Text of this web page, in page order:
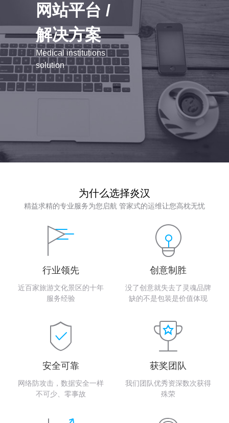
网站平台 /
解决方案
Medical institutions
solution
为什么选择炎汉
精益求精的专业服务为您启航 管家式的运维让您高枕无忧
行业领先
近百家旅游文化景区的十年
服务经验
创意制胜
没了创意就失去了灵魂品牌
缺的不是包装是价值体现
安全可靠
网络防攻击，数据安全一样
不可少、零事故
获奖团队
我们团队优秀资深数次获得
殊荣